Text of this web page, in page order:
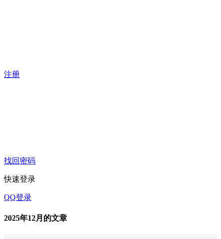
注册
找回密码
快速登录
QQ登录
2025年12月的文章